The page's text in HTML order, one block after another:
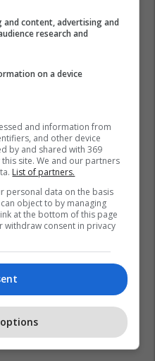
and content, advertising and
research and
on a device
and information from
and other device
by and shared with 369
site. We and our partners
List of partners.
personal data on the basis
object to by managing
at the bottom of this page
withdraw consent in privacy